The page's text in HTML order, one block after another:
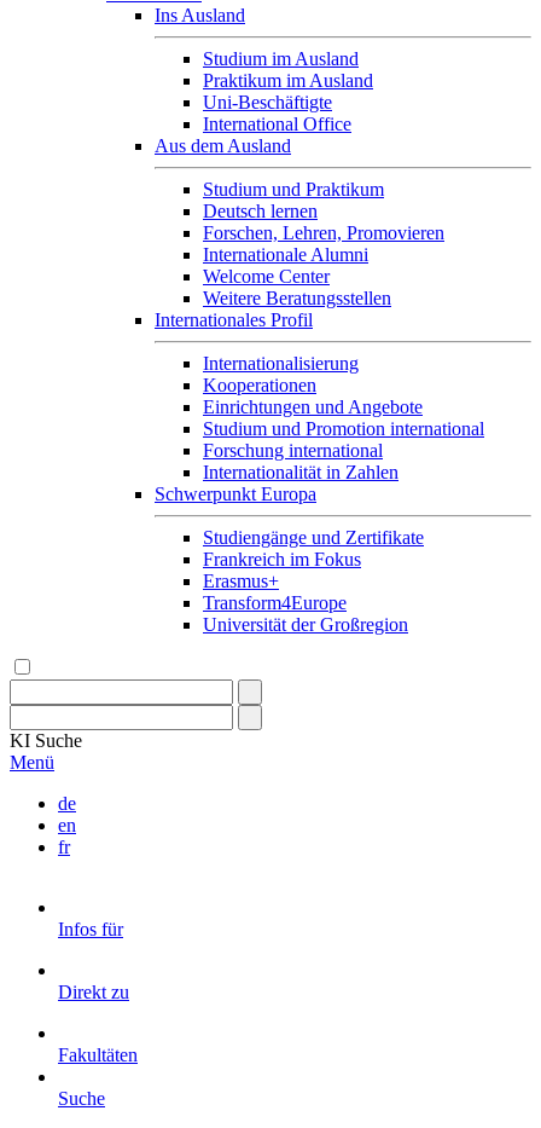
Ins Ausland
Studium im Ausland
Praktikum im Ausland
Uni-Beschäftigte
International Office
Aus dem Ausland
Studium und Praktikum
Deutsch lernen
Forschen, Lehren, Promovieren
Internationale Alumni
Welcome Center
Weitere Beratungsstellen
Internationales Profil
Internationalisierung
Kooperationen
Einrichtungen und Angebote
Studium und Promotion international
Forschung international
Internationalität in Zahlen
Schwerpunkt Europa
Studiengänge und Zertifikate
Frankreich im Fokus
Erasmus+
Transform4Europe
Universität der Großregion
KI Suche
Menü
de
en
fr
Infos für
Direkt zu
Fakultäten
Suche